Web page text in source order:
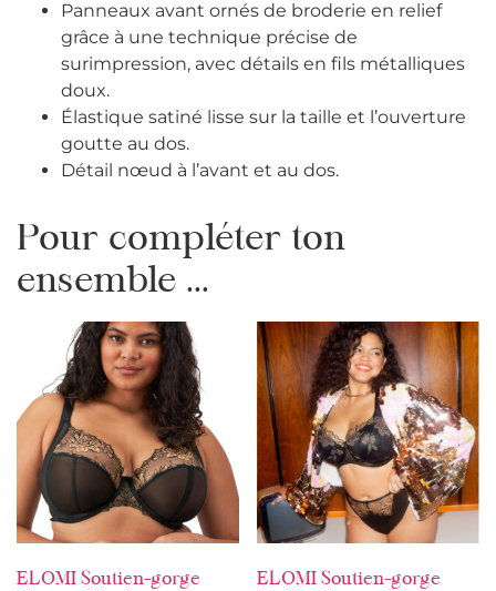
Panneaux avant ornés de broderie en relief
grâce à une technique précise de
surimpression, avec détails en fils métalliques
doux.
Élastique satiné lisse sur la taille et l’ouverture
goutte au dos.
Détail nœud à l’avant et au dos.
Pour compléter ton
ensemble ...
ELOMI Soutien-gorge
ELOMI Soutien-gorge